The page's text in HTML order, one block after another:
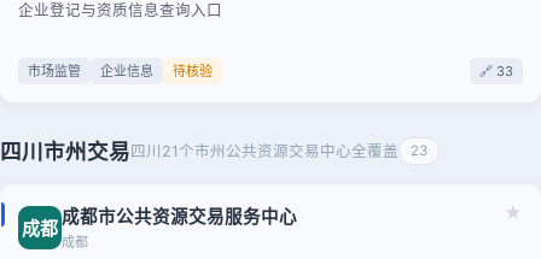
企业登记与资质信息查询入口
市场监管 企业信息 待核验 🔗 33
四川市州交易 四川21个市州公共资源交易中心全覆盖 23
★
成都 成都市公共资源交易服务中心
成都